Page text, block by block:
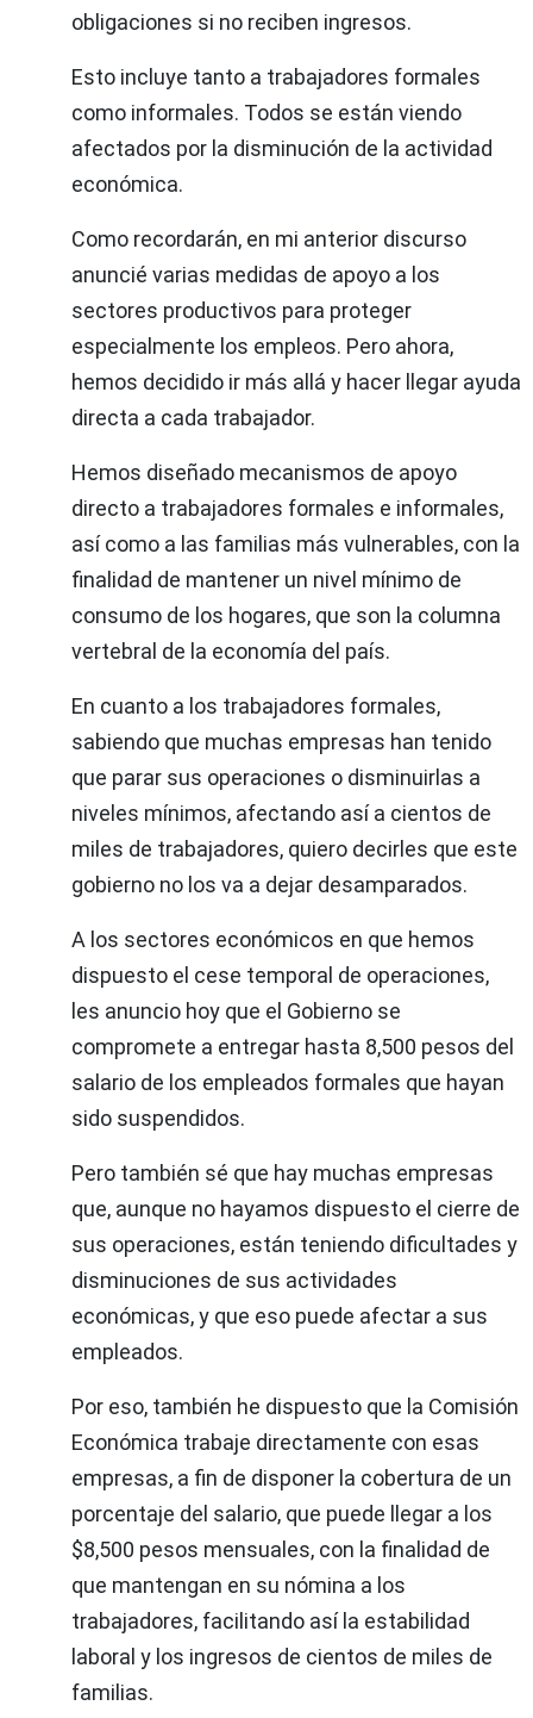
obligaciones si no reciben ingresos.
Esto incluye tanto a trabajadores formales
como informales. Todos se están viendo
afectados por la disminución de la actividad
económica.
Como recordarán, en mi anterior discurso
anuncié varias medidas de apoyo a los
sectores productivos para proteger
especialmente los empleos. Pero ahora,
hemos decidido ir más allá y hacer llegar ayuda
directa a cada trabajador.
Hemos diseñado mecanismos de apoyo
directo a trabajadores formales e informales,
así como a las familias más vulnerables, con la
finalidad de mantener un nivel mínimo de
consumo de los hogares, que son la columna
vertebral de la economía del país.
En cuanto a los trabajadores formales,
sabiendo que muchas empresas han tenido
que parar sus operaciones o disminuirlas a
niveles mínimos, afectando así a cientos de
miles de trabajadores, quiero decirles que este
gobierno no los va a dejar desamparados.
A los sectores económicos en que hemos
dispuesto el cese temporal de operaciones,
les anuncio hoy que el Gobierno se
compromete a entregar hasta 8,500 pesos del
salario de los empleados formales que hayan
sido suspendidos.
Pero también sé que hay muchas empresas
que, aunque no hayamos dispuesto el cierre de
sus operaciones, están teniendo dificultades y
disminuciones de sus actividades
económicas, y que eso puede afectar a sus
empleados.
Por eso, también he dispuesto que la Comisión
Económica trabaje directamente con esas
empresas, a fin de disponer la cobertura de un
porcentaje del salario, que puede llegar a los
$8,500 pesos mensuales, con la finalidad de
que mantengan en su nómina a los
trabajadores, facilitando así la estabilidad
laboral y los ingresos de cientos de miles de
familias.